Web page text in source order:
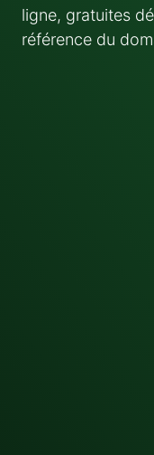
ligne, gratuites
référence du